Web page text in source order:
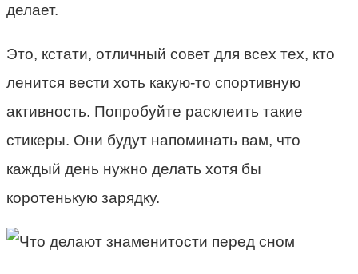
делает.
Это, кстати, отличный совет для всех тех, кто
ленится вести хоть какую-то спортивную
активность. Попробуйте расклеить такие
стикеры. Они будут напоминать вам, что
каждый день нужно делать хотя бы
коротенькую зарядку.